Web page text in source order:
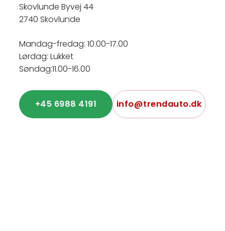
Skovlunde Byvej 44
2740 Skovlunde
Mandag-fredag: 10.00-17.00
Lørdag: Lukket
Søndag:11.00-16.00
+45 6988 4191 info@trendauto.dk